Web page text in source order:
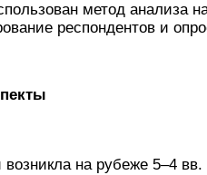
метод анализа
респондентов и
на рубеже 5–4